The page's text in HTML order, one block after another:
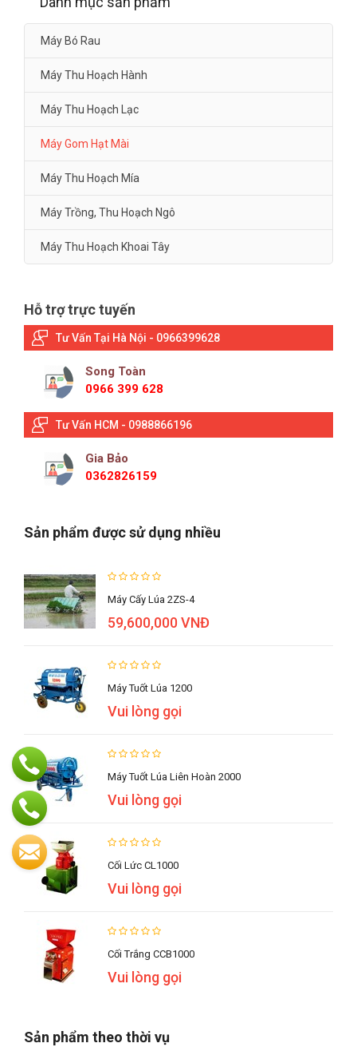
Máy Bó Rau
Máy Thu Hoạch Hành
Máy Thu Hoạch Lạc
Máy Gom Hạt Mài
Máy Thu Hoạch Mía
Máy Trồng, Thu Hoạch Ngô
Máy Thu Hoạch Khoai Tây
Hỗ trợ trực tuyến
Tư Vấn Tại Hà Nội - 0966399628
Song Toàn
0966 399 628
Tư Vấn HCM - 0988866196
Gia Bảo
0362826159
Sản phẩm được sử dụng nhiều
Máy Cấy Lúa 2ZS-4
59,600,000 VNĐ
Máy Tuốt Lúa 1200
Vui lòng gọi
Máy Tuốt Lúa Liên Hoàn 2000
Vui lòng gọi
Cối Lức CL1000
Vui lòng gọi
Cối Trắng CCB1000
Vui lòng gọi
Sản phẩm theo thời vụ